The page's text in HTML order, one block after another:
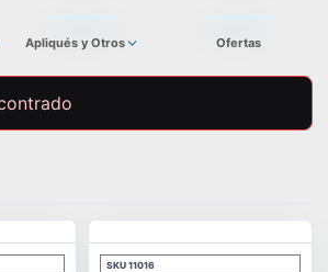
Apliqués y Otros Ofertas
SKU 11016